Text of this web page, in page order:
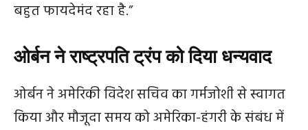
बहुत फायदेमंद रहा है.”
ओर्बन ने राष्‍ट्रपति ट्रंप को दिया धन्‍यवाद
ओर्बन ने अमेरिकी विदेश सचिव का गर्मजोशी से स्वागत
किया और मौजूदा समय को अमेरिका-हंगरी के संबंध में